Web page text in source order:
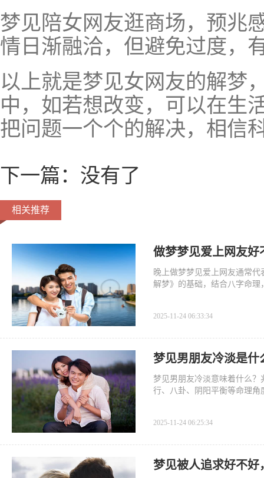
梦见陪女网友逛商场，预兆
情日渐融洽，但避免过度，
以上就是梦见女网友的解梦
中，如若想改变，可以在生
把问题一个个的解决，相信
下一篇：没有了
相关推荐
做梦梦见爱上网友
晚上做梦梦见爱上网友通常
解梦》的基础，结合八字命
2025-11-24 06:33:34
梦见男朋友冷淡是
梦见男朋友冷淡意味着什么
行、八卦、阴阳平衡等命理
2025-11-24 06:25:34
梦见被人追求好不